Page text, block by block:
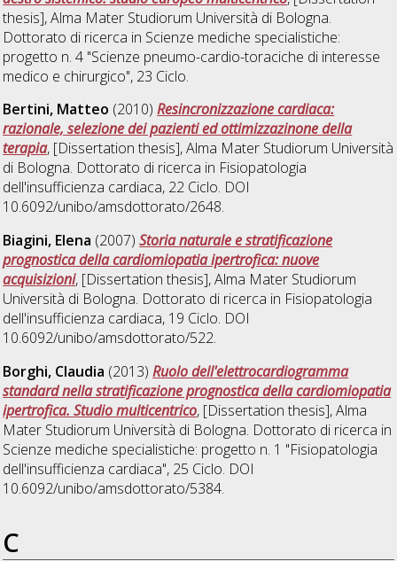
thesis], Alma Mater Studiorum Università di Bologna.
Dottorato di ricerca in Scienze mediche specialistiche:
progetto n. 4 "Scienze pneumo-cardio-toraciche di interesse
medico e chirurgico", 23 Ciclo.
Bertini, Matteo (2010)Resincronizzazione cardiaca:
razionale, selezione dei pazienti ed ottimizzazinone della
terapia, [Dissertation thesis], Alma Mater Studiorum Università
di Bologna. Dottorato di ricerca in Fisiopatologia
dell'insufficienza cardiaca, 22 Ciclo. DOI
10.6092/unibo/amsdottorato/2648.
Biagini, Elena (2007)Storia naturale e stratificazione
prognostica della cardiomiopatia ipertrofica: nuove
acquisizioni, [Dissertation thesis], Alma Mater Studiorum
Università di Bologna. Dottorato di ricerca in Fisiopatologia
dell'insufficienza cardiaca, 19 Ciclo. DOI
10.6092/unibo/amsdottorato/522.
Borghi, Claudia (2013)Ruolo dell'elettrocardiogramma
standard nella stratificazione prognostica della cardiomiopatia
ipertrofica. Studio multicentrico, [Dissertation thesis], Alma
Mater Studiorum Università di Bologna. Dottorato di ricerca in
Scienze mediche specialistiche: progetto n. 1 "Fisiopatologia
dell'insufficienza cardiaca", 25 Ciclo. DOI
10.6092/unibo/amsdottorato/5384.
C